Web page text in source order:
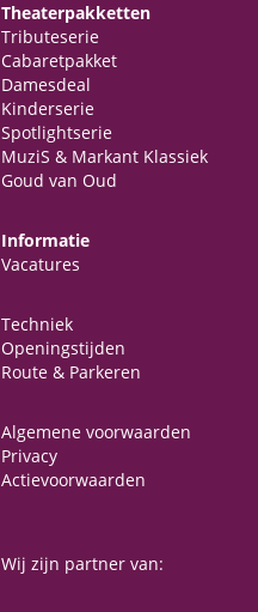
Theaterpakketten
Tributeserie
Cabaretpakket
Damesdeal
Kinderserie
Spotlightserie
MuziS & Markant Klassiek
Goud van Oud
Informatie
Vacatures
Techniek
Openingstijden
Route & Parkeren
Algemene voorwaarden
Privacy
Actievoorwaarden
Wij zijn partner van: